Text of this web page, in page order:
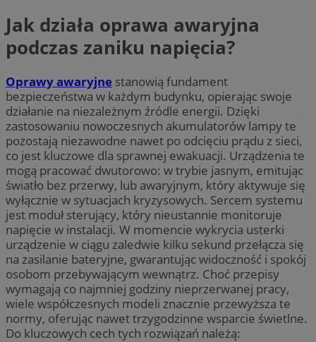
Jak działa oprawa awaryjna
podczas zaniku napięcia?
Oprawy awaryjne stanowią fundament
bezpieczeństwa w każdym budynku, opierając swoje
działanie na niezależnym źródle energii. Dzięki
zastosowaniu nowoczesnych akumulatorów lampy te
pozostają niezawodne nawet po odcięciu prądu z sieci,
co jest kluczowe dla sprawnej ewakuacji. Urządzenia te
mogą pracować dwutorowo: w trybie jasnym, emitując
światło bez przerwy, lub awaryjnym, który aktywuje się
wyłącznie w sytuacjach kryzysowych. Sercem systemu
jest moduł sterujący, który nieustannie monitoruje
napięcie w instalacji. W momencie wykrycia usterki
urządzenie w ciągu zaledwie kilku sekund przełącza się
na zasilanie bateryjne, gwarantując widoczność i spokój
osobom przebywającym wewnątrz. Choć przepisy
wymagają co najmniej godziny nieprzerwanej pracy,
wiele współczesnych modeli znacznie przewyższa te
normy, oferując nawet trzygodzinne wsparcie świetlne.
Do kluczowych cech tych rozwiązań należą: